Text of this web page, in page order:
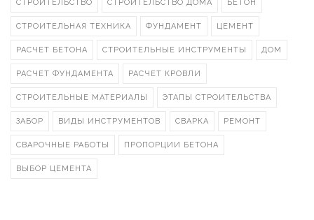
СТРОИТЕЛЬСТВО СТРОИТЕЛЬСТВО ДОМА БЕТОН
СТРОИТЕЛЬНАЯ ТЕХНИКА ФУНДАМЕНТ ЦЕМЕНТ
РАСЧЕТ БЕТОНА СТРОИТЕЛЬНЫЕ ИНСТРУМЕНТЫ ДОМ
РАСЧЕТ ФУНДАМЕНТА РАСЧЕТ КРОВЛИ
СТРОИТЕЛЬНЫЕ МАТЕРИАЛЫ ЭТАПЫ СТРОИТЕЛЬСТВА
ЗАБОР ВИДЫ ИНСТРУМЕНТОВ СВАРКА РЕМОНТ
СВАРОЧНЫЕ РАБОТЫ ПРОПОРЦИИ БЕТОНА
ВЫБОР ЦЕМЕНТА